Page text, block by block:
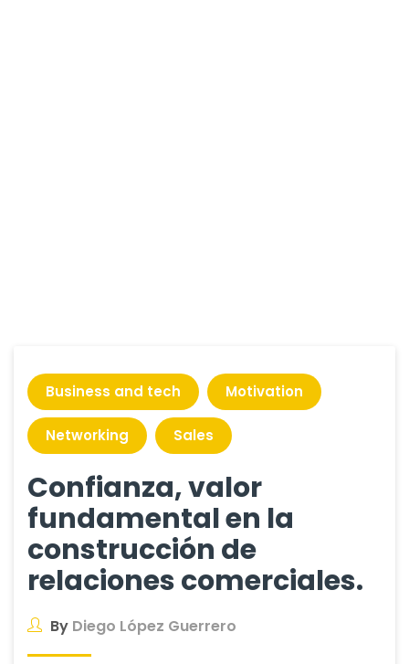
Business and tech Motivation
Networking Sales
Confianza, valor
fundamental en la
construcción de
relaciones comerciales.
By Diego López Guerrero